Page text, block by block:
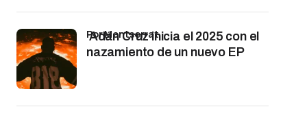
Adán Cruz inicia el 2025 con el
nazamiento de un nuevo EP
por Montserrat